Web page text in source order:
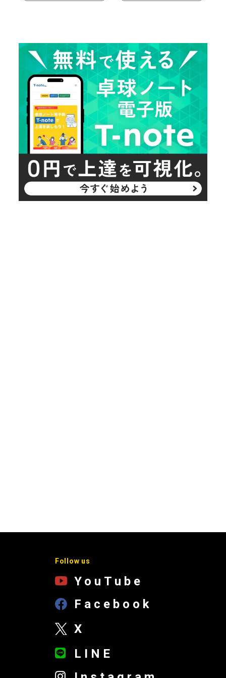
Follow us
YouTube
Facebook
X
LINE